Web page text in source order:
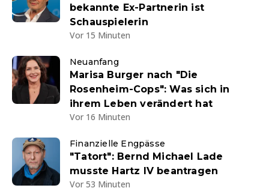
bekannte Ex-Partnerin ist
Schauspielerin
Vor 15 Minuten
Neuanfang
Marisa Burger nach "Die
Rosenheim-Cops": Was sich in
ihrem Leben verändert hat
Vor 16 Minuten
Finanzielle Engpässe
"Tatort": Bernd Michael Lade
musste Hartz IV beantragen
Vor 53 Minuten